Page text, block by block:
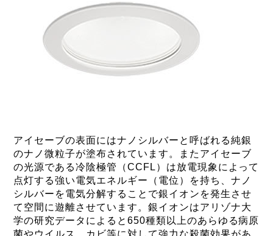
アイセーブの表面にはナノシルバーと呼ばれる純銀
のナノ微粒子が塗布されています。またアイセーブ
の光源である冷陰極管（CCFL）は放電現象によって
点灯する強い電気エネルギー（電位）を持ち、ナノ
シルバーを電気分解することで銀イオンを発生させ
て空間に遊離させています。銀イオンはアリゾナ大
学の研究データによると650種類以上のあらゆる病原